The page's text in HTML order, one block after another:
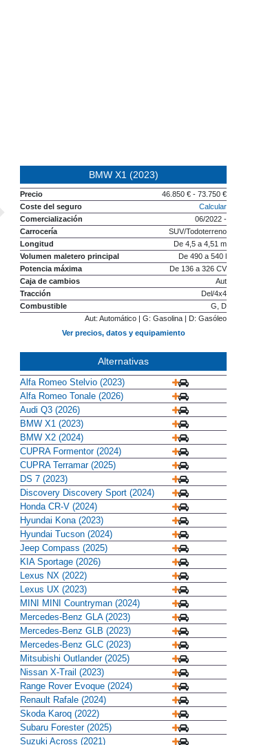
BMW X1 (2023)
Precio
46.850 € - 73.750 €
Coste del seguro
Calcular
Comercialización
06/2022 -
Carrocería
SUV/Todoterreno
Longitud
De 4,5 a 4,51 m
Volumen maletero principal
De 490 a 540 l
Potencia máxima
De 136 a 326 CV
Caja de cambios
Aut
Tracción
Del/4x4
Combustible
G, D
Aut: Automático | G: Gasolina | D: Gasóleo
Ver precios, datos y equipamiento
Alternativas
Alfa Romeo Stelvio (2023)
Alfa Romeo Tonale (2026)
Audi Q3 (2026)
BMW X1 (2023)
BMW X2 (2024)
CUPRA Formentor (2024)
CUPRA Terramar (2025)
DS 7 (2023)
Discovery Discovery Sport (2024)
Honda CR-V (2024)
Hyundai Kona (2023)
Hyundai Tucson (2024)
Jeep Compass (2025)
KIA Sportage (2026)
Lexus NX (2022)
Lexus UX (2023)
MINI MINI Countryman (2024)
Mercedes-Benz GLA (2023)
Mercedes-Benz GLB (2023)
Mercedes-Benz GLC (2023)
Mitsubishi Outlander (2025)
Nissan X-Trail (2023)
Range Rover Evoque (2024)
Renault Rafale (2024)
Skoda Karoq (2022)
Subaru Forester (2025)
Suzuki Across (2021)